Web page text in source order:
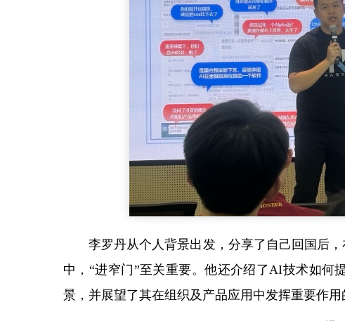
李罗丹从个人背景出发，分享了自己回国后
中，“进窄门”至关重要。他还介绍了AI技术如
景，并展望了其在组织及产品应用中发挥重要作用